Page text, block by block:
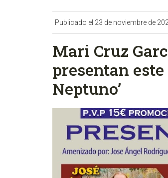
Publicado el 23 de noviembre de
Mari Cruz
presentan
Neptuno’